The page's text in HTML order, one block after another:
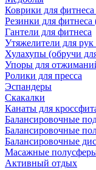
Коврики для
Резинки для фитнеса
Гантели для фитнеса
Утяжелители для рук
Хулахупы (обручи
Упоры для
Ролики для пресса
Эспандеры
Скакалки
Канаты для
Балансировочные
Балансировочные
Балансировочные
Масажные
Активный отдых